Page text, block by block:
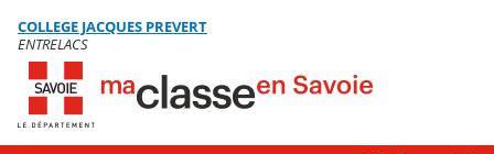
Menu de la rubrique
Contenu
COLLEGE JACQUES PREVERT
ENTRELACS